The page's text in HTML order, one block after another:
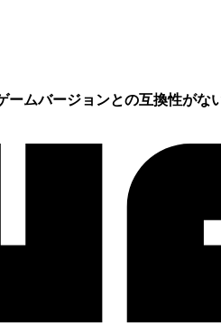
ームバージョンとの互換性がな